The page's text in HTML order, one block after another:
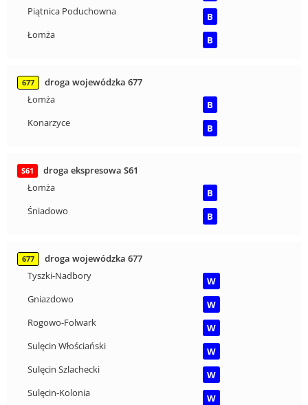
Piątnica Poduchowna
B
Łomża
B
677
droga wojewódzka 677
Łomża
B
Konarzyce
B
S61
droga ekspresowa S61
Łomża
B
Śniadowo
B
677
droga wojewódzka 677
Tyszki-Nadbory
W
Gniazdowo
W
Rogowo-Folwark
W
Sulęcin Włościański
W
Sulęcin Szlachecki
W
Sulęcin-Kolonia
W